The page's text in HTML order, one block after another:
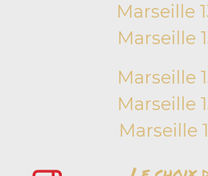
Marseille
Marseille
Marseille
Marseille
Marseille